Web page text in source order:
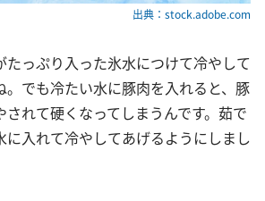
出典：stock.adobe.com
たっぷり入った氷水につけて冷やして
。でも冷たい水に豚肉を入れると、豚
れて硬くなってしまうんです。茹で
に入れて冷やしてあげるようにしまし